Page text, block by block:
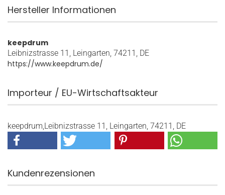
Hersteller Informationen
keepdrum
Leibnizstrasse 11, Leingarten, 74211, DE
https://www.keepdrum.de/
Importeur / EU-Wirtschaftsakteur
keepdrum,Leibnizstrasse 11, Leingarten, 74211, DE
Kundenrezensionen